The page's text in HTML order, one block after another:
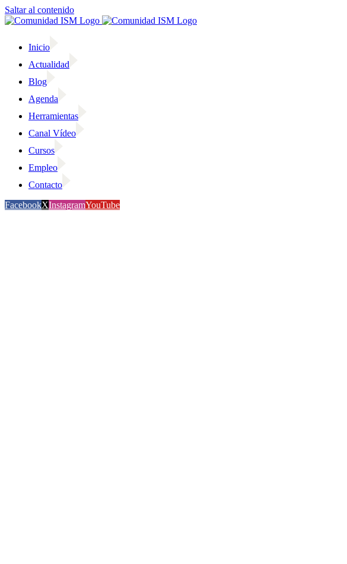
Saltar al contenido
Inicio
Actualidad
Blog
Agenda
Herramientas
Canal Vídeo
Cursos
Empleo
Contacto
FacebookXInstagramYouTube